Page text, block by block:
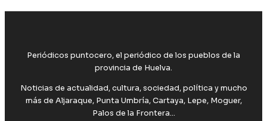
Periódicos puntocero, el periódico de los pueblos de la
provincia de Huelva.
Noticias de actualidad, cultura, sociedad, política y mucho
más de Aljaraque, Punta Umbría, Cartaya, Lepe, Moguer,
Palos de la Frontera...